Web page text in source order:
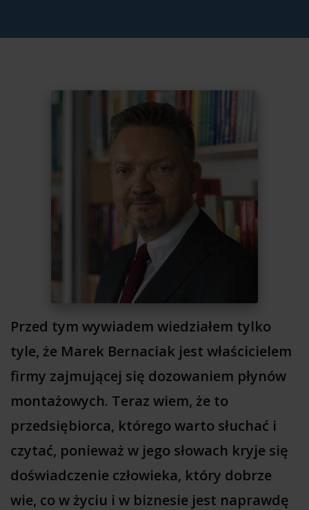
Przed tym wywiadem wiedziałem tylko
tyle, że Marek Bernaciak jest właścicielem
firmy zajmującej się dozowaniem płynów
montażowych. Teraz wiem, że to
przedsiębiorca, którego warto słuchać i
czytać, ponieważ w jego słowach kryje się
doświadczenie człowieka, który dobrze
wie, co w życiu i w biznesie jest naprawdę